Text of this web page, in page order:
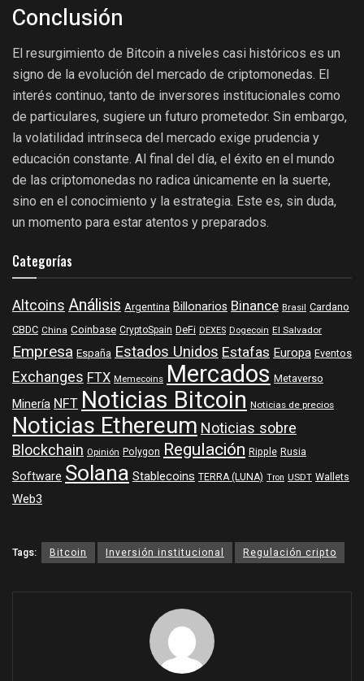
Conclusión
El resurgimiento de Bitcoin a niveles casi históricos es un
signo de la evolución del mercado de criptomonedas. El
interés continuo, tanto de inversores institucionales como
de particulares, sugiere un futuro prometedor. Sin embargo,
la volatilidad intrínseca del mercado exige prudencia y
educación constante. Al final del día, el éxito en el mundo
de las criptomonedas no radica únicamente en la suerte,
sino en el conocimiento y la estrategia. Este es, sin duda,
un momento para estar atentos y preparados.
Categorías
AltcoinsAnálisis Argentina BillonariosBinance Brasil Cardano
CBDC China Coinbase CryptoSpain DeFi DEXES Dogecoin El Salvador
Empresa España Estados UnidosEstafasEuropa Eventos
ExchangesFTX Memecoins Mercados Metaverso
MineríaNFTNoticias Bitcoin Noticias de precios
Noticias EthereumNoticias sobre
Blockchain Opinión Polygon Regulación Ripple Rusia
SoftwareSolanaStablecoins TERRA (LUNA) Tron USDT Wallets
Web3
Tags: Bitcoin Inversión institucional Regulación cripto